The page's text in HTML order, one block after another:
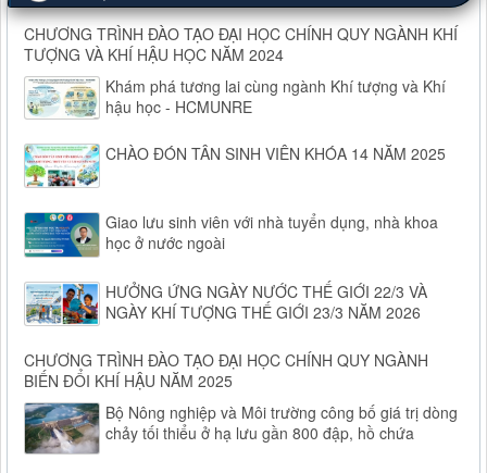
CHƯƠNG TRÌNH ĐÀO TẠO ĐẠI HỌC CHÍNH QUY NGÀNH KHÍ
TƯỢNG VÀ KHÍ HẬU HỌC NĂM 2024
Khám phá tương lai cùng ngành Khí tượng và Khí
hậu học - HCMUNRE
CHÀO ĐÓN TÂN SINH VIÊN KHÓA 14 NĂM 2025
Giao lưu sinh viên với nhà tuyển dụng, nhà khoa
học ở nước ngoài
HƯỞNG ỨNG NGÀY NƯỚC THẾ GIỚI 22/3 VÀ
NGÀY KHÍ TƯỢNG THẾ GIỚI 23/3 NĂM 2026
CHƯƠNG TRÌNH ĐÀO TẠO ĐẠI HỌC CHÍNH QUY NGÀNH
BIẾN ĐỔI KHÍ HẬU NĂM 2025
Bộ Nông nghiệp và Môi trường công bố giá trị dòng
chảy tối thiểu ở hạ lưu gần 800 đập, hồ chứa